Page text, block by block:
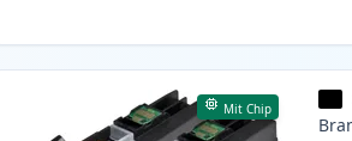
Mit Chip